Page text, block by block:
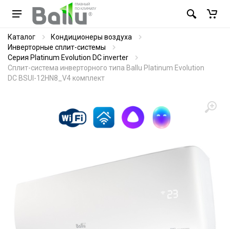
Каталог
Кондиционеры воздуха
Инверторные сплит-системы
Серия Platinum Evolution DC inverter
Сплит-система инверторного типа Ballu Platinum Evolution
DC BSUI-12HN8_V4 комплект